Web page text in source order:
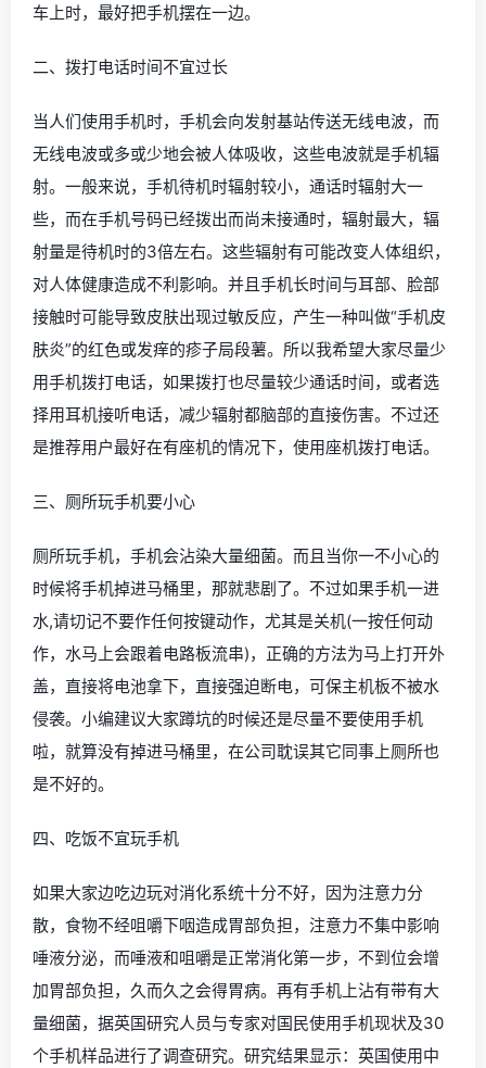
车上时，最好把手机摆在一边。
二、拨打电话时间不宜过长
当人们使用手机时，手机会向发射基站传送无线电波，而
无线电波或多或少地会被人体吸收，这些电波就是手机辐
射。一般来说，手机待机时辐射较小，通话时辐射大一
些，而在手机号码已经拨出而尚未接通时，辐射最大，辐
射量是待机时的3倍左右。这些辐射有可能改变人体组织，
对人体健康造成不利影响。并且手机长时间与耳部、脸部
接触时可能导致皮肤出现过敏反应，产生一种叫做“手机皮
肤炎”的红色或发痒的疹子局段薯。所以我希望大家尽量少
用手机拨打电话，如果拨打也尽量较少通话时间，或者选
择用耳机接听电话，减少辐射都脑部的直接伤害。不过还
是推荐用户最好在有座机的情况下，使用座机拨打电话。
三、厕所玩手机要小心
厕所玩手机，手机会沾染大量细菌。而且当你一不小心的
时候将手机掉进马桶里，那就悲剧了。不过如果手机一进
水,请切记不要作任何按键动作，尤其是关机(一按任何动
作，水马上会跟着电路板流串)，正确的方法为马上打开外
盖，直接将电池拿下，直接强迫断电，可保主机板不被水
侵袭。小编建议大家蹲坑的时候还是尽量不要使用手机
啦，就算没有掉进马桶里，在公司耽误其它同事上厕所也
是不好的。
四、吃饭不宜玩手机
如果大家边吃边玩对消化系统十分不好，因为注意力分
散，食物不经咀嚼下咽造成胃部负担，注意力不集中影响
唾液分泌，而唾液和咀嚼是正常消化第一步，不到位会增
加胃部负担，久而久之会得胃病。再有手机上沾有带有大
量细菌，据英国研究人员与专家对国民使用手机现状及30
个手机样品进行了调查研究。研究结果显示：英国使用中